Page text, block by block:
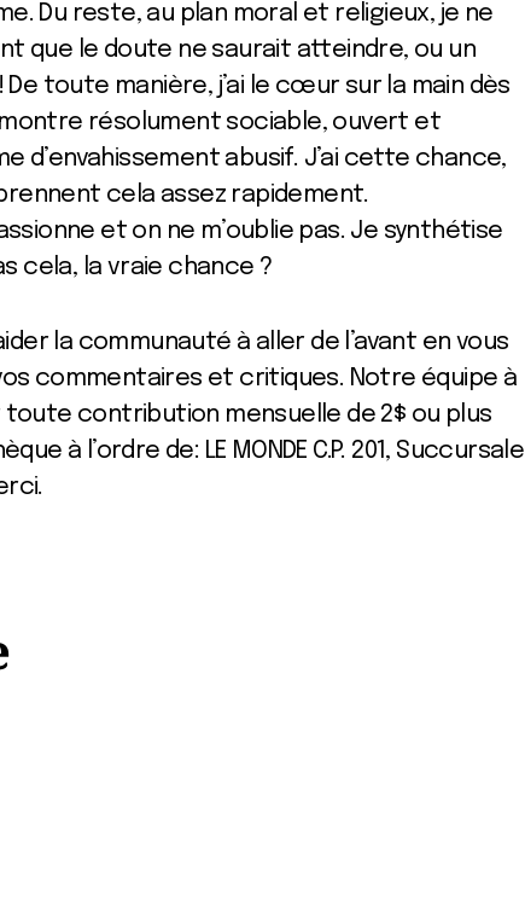
Du reste, au plan moral et religieux, je ne
que le doute ne saurait atteindre, ou un
toute manière, j’ai le cœur sur la main dès
résolument sociable, ouvert et
d’envahissement abusif. J’ai cette chance,
cela assez rapidement.
et on ne m’oublie pas. Je synthétise
cela, la vraie chance ?
la communauté à aller de l’avant en vous
commentaires et critiques. Notre équipe à
contribution mensuelle de 2$ ou plus
à l’ordre de: LE MONDE C.P. 201, Succursale